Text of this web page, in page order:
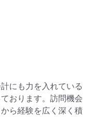
にも力を入れている
おります。訪問機会
ら経験を広く深く積